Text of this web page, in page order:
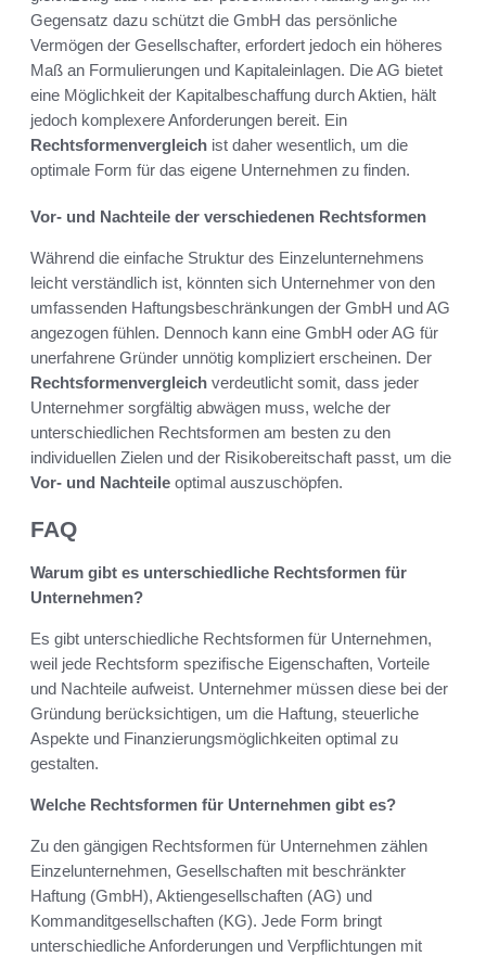
Gegensatz dazu schützt die GmbH das persönliche
Vermögen der Gesellschafter, erfordert jedoch ein höheres
Maß an Formulierungen und Kapitaleinlagen. Die AG bietet
eine Möglichkeit der Kapitalbeschaffung durch Aktien, hält
jedoch komplexere Anforderungen bereit. Ein
Rechtsformenvergleich ist daher wesentlich, um die
optimale Form für das eigene Unternehmen zu finden.
Vor- und Nachteile der verschiedenen Rechtsformen
Während die einfache Struktur des Einzelunternehmens
leicht verständlich ist, könnten sich Unternehmer von den
umfassenden Haftungsbeschränkungen der GmbH und AG
angezogen fühlen. Dennoch kann eine GmbH oder AG für
unerfahrene Gründer unnötig kompliziert erscheinen. Der
Rechtsformenvergleich verdeutlicht somit, dass jeder
Unternehmer sorgfältig abwägen muss, welche der
unterschiedlichen Rechtsformen am besten zu den
individuellen Zielen und der Risikobereitschaft passt, um die
Vor- und Nachteile optimal auszuschöpfen.
FAQ
Warum gibt es unterschiedliche Rechtsformen für
Unternehmen?
Es gibt unterschiedliche Rechtsformen für Unternehmen,
weil jede Rechtsform spezifische Eigenschaften, Vorteile
und Nachteile aufweist. Unternehmer müssen diese bei der
Gründung berücksichtigen, um die Haftung, steuerliche
Aspekte und Finanzierungsmöglichkeiten optimal zu
gestalten.
Welche Rechtsformen für Unternehmen gibt es?
Zu den gängigen Rechtsformen für Unternehmen zählen
Einzelunternehmen, Gesellschaften mit beschränkter
Haftung (GmbH), Aktiengesellschaften (AG) und
Kommanditgesellschaften (KG). Jede Form bringt
unterschiedliche Anforderungen und Verpflichtungen mit